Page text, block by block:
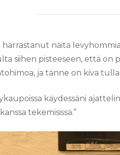
harrastanut näitä
siihen pisteeseen, että on
ja tänne on kiva tulla
käydessäni
tekemisissä.”